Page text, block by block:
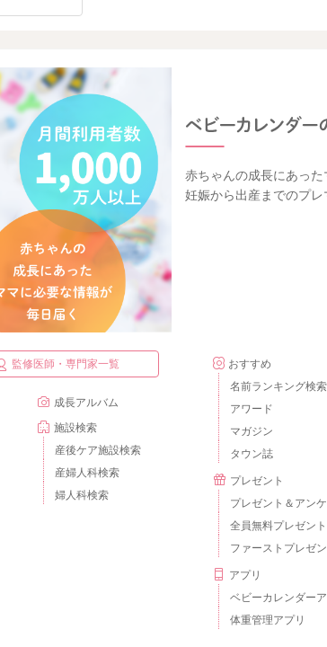
赤ちゃんの成長にあった
妊娠から出産までのプ
監修医師・専門家一覧
成長アルバム
施設検索
産後ケア施設検索
産婦人科検索
婦人科検索
おすすめ
名前ランキング検索
アワード
マガジン
タウン誌
プレゼント
プレゼント＆アン
全員無料プレゼント
ファーストプレゼン
アプリ
ベビーカレンダーア
体重管理アプリ